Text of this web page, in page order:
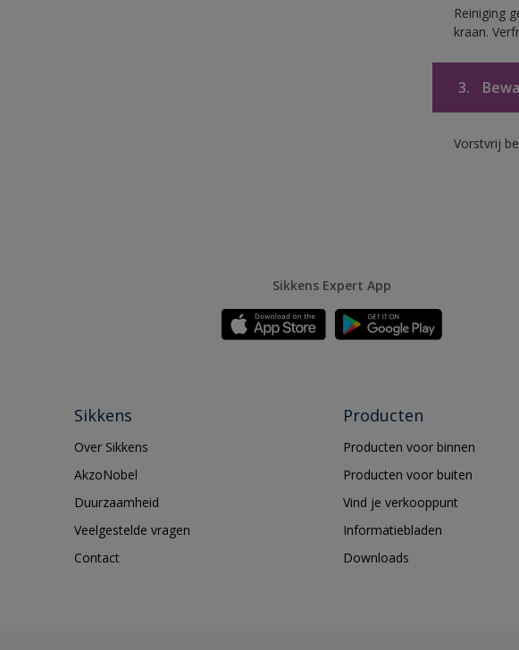
Reiniging
kraan.
3.
Vorstvrij
Sikkens Expert App
Sikkens
Over Sikkens
AkzoNobel
Duurzaamheid
Veelgestelde vragen
Contact
Producten
Producten voor binnen
Producten voor buiten
Vind je verkooppunt
Informatiebladen
Downloads